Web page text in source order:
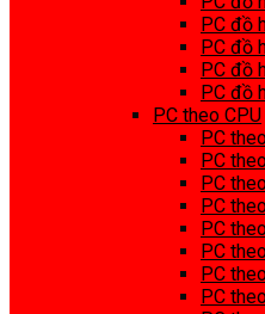
PC đồ
PC đồ
PC đồ
PC đồ
PC theo CPU
PC
PC
PC
PC
PC
PC
PC
PC